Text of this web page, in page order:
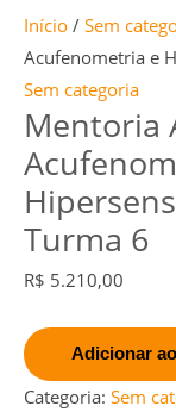
Início / Sem
Acufenometria e
Sem categoria
Mentoria
Turma 6
R$ 5.210,00
6
quantidade
Adicionar
Categoria: Sem